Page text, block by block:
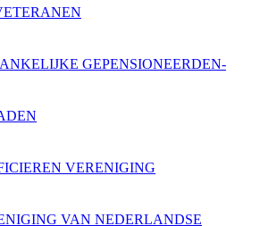
GEPENSIONEERDEN-
VERENIGING
VAN NEDERLANDSE